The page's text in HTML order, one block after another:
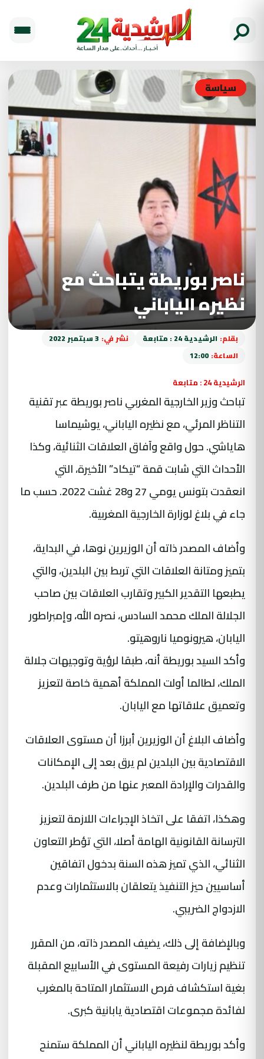
سياسة
ناصر بوريطة يتباحث مع
نظيره الياباني
بقلم: الرشيدية 24 : متابعة نشر في: 3 سبتمبر 2022
الساعة: 12:00
الرشيدية 24 : متابعة
تباحث وزير الخارجية المغربي ناصر بوريطة عبر تقنية
التناظر المرئي، مع نظيره الياباني، يوشيماسا
هاياشي. حول واقع وآفاق العلاقات الثنائية، وكذا
الأحداث التي شابت قمة “تيكاد” الأخيرة، التي
انعقدت بتونس يومي 27 و28 غشت 2022. حسب ما
جاء في بلاغ لوزارة الخارجية المغربية.
وأضاف المصدر ذاته أن الوزيرين نوها، في البداية،
بتميز ومتانة العلاقات التي تربط بين البلدين، والتي
يطبعها التقدير الكبير وتقارب العلاقات بين صاحب
الجلالة الملك محمد السادس، نصره الله، وإمبراطور
اليابان، هيرونوميا ناروهيتو.
وأكد السيد بوريطة أنه، طبقا لرؤية وتوجيهات جلالة
الملك، لطالما أولت المملكة أهمية خاصة لتعزيز
وتعميق علاقاتها مع اليابان.
وأضاف البلاغ أن الوزيرين أبرزا أن مستوى العلاقات
الاقتصادية بين البلدين لم يرق بعد إلى الإمكانات
والقدرات والإرادة المعبر عنها من طرف البلدين.
وهكذا، اتفقا على اتخاذ الإجراءات اللازمة لتعزيز
الترسانة القانونية الهامة أصلا، التي تؤطر التعاون
الثنائي، الذي تميز هذه السنة بدخول اتفاقين
أساسيين حيز التنفيذ يتعلقان بالاستثمارات وعدم
الازدواج الضريبي.
وبالإضافة إلى ذلك، يضيف المصدر ذاته، من المقرر
تنظيم زيارات رفيعة المستوى في الأسابيع المقبلة
بغية استكشاف فرص الاستثمار المتاحة بالمغرب
لفائدة مجموعات اقتصادية يابانية كبرى.
وأكد بوريطة لنظيره الياباني أن المملكة ستمنح